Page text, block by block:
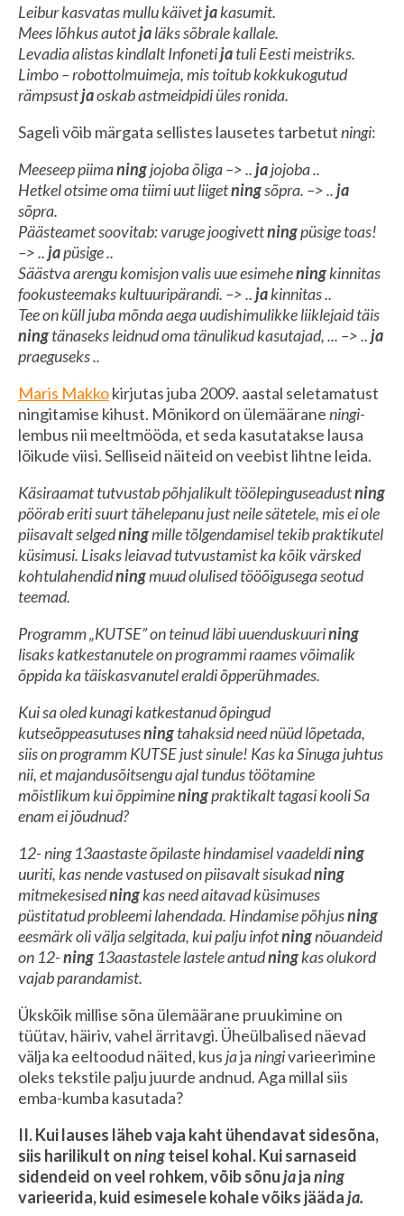
Leibur kasvatas mullu käivetjakasumit.
Mees lõhkus autotjaläks sõbrale kallale.
Levadia alistas kindlalt Infonetijatuli Eesti meistriks.
Limbo – robottolmuimeja, mis toitub kokkukogutud
rämpsustjaoskab astmeidpidi üles ronida.
Sageli võib märgata sellistes lausetes tarbetutningi:
Meeseep piimaningjojoba õliga –> ..jajojoba ..
Hetkel otsime oma tiimi uut liigetningsõpra. –> ..ja
sõpra.
Päästeamet soovitab: varuge joogivettningpüsige toas!
–> ..japüsige ..
Säästva arengu komisjon valis uue esimeheningkinnitas
fookusteemaks kultuuripärandi. –> ..jakinnitas ..
Tee on küll juba mõnda aega uudishimulikke liiklejaid täis
ningtänaseks leidnud oma tänulikud kasutajad, ... –> ..ja
praeguseks ..
Maris Makkokirjutas juba 2009. aastal seletamatust
ningitamise kihust. Mõnikord on ülemääraneningi-
lembus nii meeltmööda, et seda kasutatakse lausa
lõikude viisi. Selliseid näiteid on veebist lihtne leida.
Käsiraamat tutvustab põhjalikult töölepinguseadustning
pöörab eriti suurt tähelepanu just neile sätetele, mis ei ole
piisavalt selgedningmille tõlgendamisel tekib praktikutel
küsimusi. Lisaks leiavad tutvustamist ka kõik värsked
kohtulahendidningmuud olulised tööõigusega seotud
teemad.
Programm „KUTSE” on teinud läbi uuenduskuurining
lisaks katkestanutele on programmi raames võimalik
õppida ka täiskasvanutel eraldi õpperühmades.
Kui sa oled kunagi katkestanud õpingud
kutseõppeasutusesningtahaksid need nüüd lõpetada,
siis on programm KUTSE just sinule! Kas ka Sinuga juhtus
nii, et majandusõitsengu ajal tundus töötamine
mõistlikum kui õppimineningpraktikalt tagasi kooli Sa
enam ei jõudnud?
12- ning 13aastaste õpilaste hindamisel vaadeldining
uuriti, kas nende vastused on piisavalt sisukadning
mitmekesisedningkas need aitavad küsimuses
püstitatud probleemi lahendada. Hindamise põhjusning
eesmärk oli välja selgitada, kui palju infotningnõuandeid
on 12-ning 13aastastele lastele antudningkas olukord
vajab parandamist.
Ükskõik millise sõna ülemäärane pruukimine on
tüütav, häiriv, vahel ärritavgi. Üheülbalised näevad
välja ka eeltoodud näited, kus jajaningivarieerimine
oleks tekstile palju juurde andnud. Aga millal siis
emba-kumba kasutada?
II. Kui lauses läheb vaja kaht ühendavat sidesõna,
siis harilikult onningteisel kohal. Kui sarnaseid
sidendeid on veel rohkem, võib sõnujajaning
varieerida, kuid esimesele kohale võiks jäädaja.